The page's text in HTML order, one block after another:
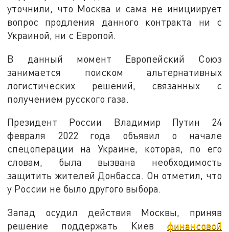
уточнили, что Москва и сама не инициирует
вопрос продления данного контракта ни с
Украиной, ни с Европой.
В данный момент Европейский Союз
занимается поиском альтернативных
логистических решений, связанных с
получением русского газа.
Президент России Владимир Путин 24
февраля 2022 года объявил о начале
спецоперации на Украине, которая, по его
словам, была вызвана необходимость
защитить жителей Донбасса. Он отметил, что
у России не было другого выбора.
Запад осудил действия Москвы, приняв
решение поддержать Киев финансовой